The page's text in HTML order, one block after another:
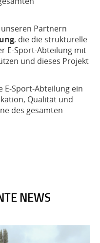
Partnern
, die die strukturelle
E-Sport-Abteilung mit
und dieses Projekt
E-Sport-Abteilung ein
Qualität und
des gesamten
NEWS